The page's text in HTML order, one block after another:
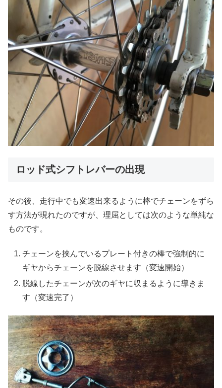
ロッド式シフトレバーの出現
その後、走行中でも変速出来るように棒でチェーンをずら
す方法が現れたのですが、理屈としては次のような単純な
ものです。
チェーンを挟んでいるプレート付きの棒で強制的に
ギヤからチェーンを脱線させます（変速開始）
脱線したチェーンが次のギヤに収まるように導きま
す（変速完了）